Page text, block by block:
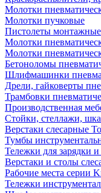
Молотки
Молотки пучковые
Пистолеты монтажные
Молотки
Молотки
Бетоноломы
Шлифмашинки
Дрели, гайковерты
Трамбовки
Производственная
Стойки, стеллажи,
Верстаки слесарные
Тумбы
Тележки для зарядки
Верстаки и столы
Рабочие места серии
Тележки